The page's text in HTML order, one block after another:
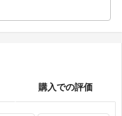
購入での評価